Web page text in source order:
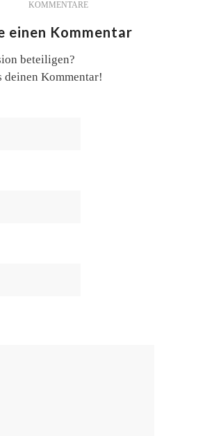
KOMMENTARE
einen Kommentar
beteiligen?
deinen Kommentar!